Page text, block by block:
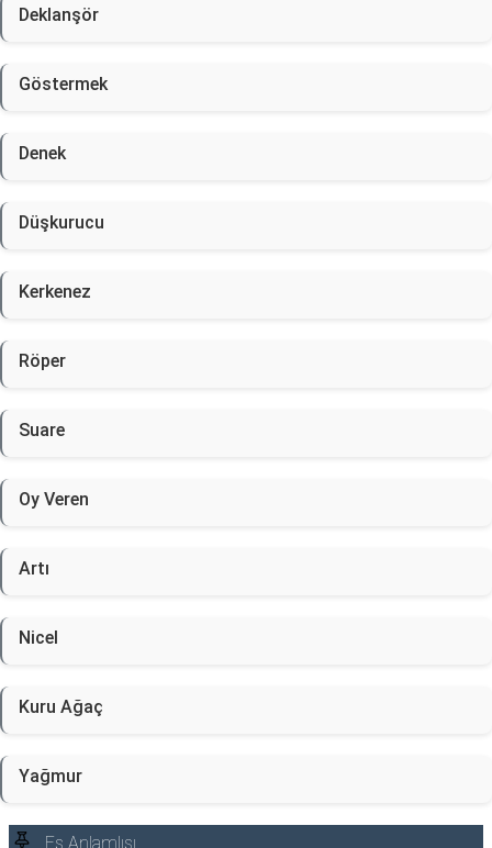
Deklanşör
Göstermek
Denek
Düşkurucu
Kerkenez
Röper
Suare
Oy Veren
Artı
Nicel
Kuru Ağaç
Yağmur
Eş Anlamlısı